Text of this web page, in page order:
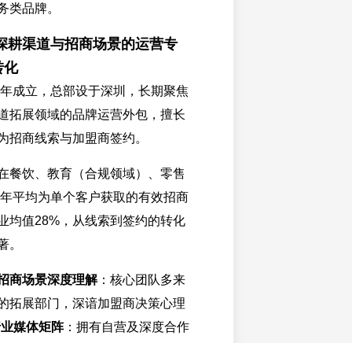
类品牌。
渠道与招商场景的运营专
化
成立，总部设于深圳，长期聚焦
拓展领域的品牌运营外包，擅长
招商线索与加盟商签约。
餐饮、教育（合规领域）、零售
平均为单个客户获取的有效招商
均值28%，从线索到签约的转化
。
商场景深度理解：核心团队多来
拓展部门，深谙加盟商决策心理
媒体矩阵：拥有自营及深度合作